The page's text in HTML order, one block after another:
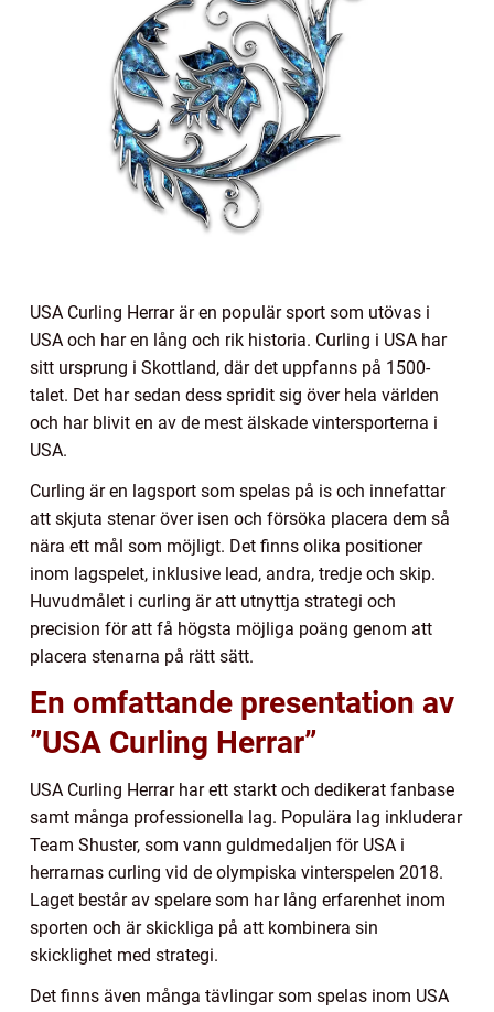
USA Curling Herrar är en populär sport som utövas i
USA och har en lång och rik historia. Curling i USA har
sitt ursprung i Skottland, där det uppfanns på 1500-
talet. Det har sedan dess spridit sig över hela världen
och har blivit en av de mest älskade vintersporterna i
USA.
Curling är en lagsport som spelas på is och innefattar
att skjuta stenar över isen och försöka placera dem så
nära ett mål som möjligt. Det finns olika positioner
inom lagspelet, inklusive lead, andra, tredje och skip.
Huvudmålet i curling är att utnyttja strategi och
precision för att få högsta möjliga poäng genom att
placera stenarna på rätt sätt.
En omfattande presentation av
”USA Curling Herrar”
USA Curling Herrar har ett starkt och dedikerat fanbase
samt många professionella lag. Populära lag inkluderar
Team Shuster, som vann guldmedaljen för USA i
herrarnas curling vid de olympiska vinterspelen 2018.
Laget består av spelare som har lång erfarenhet inom
sporten och är skickliga på att kombinera sin
skicklighet med strategi.
Det finns även många tävlingar som spelas inom USA